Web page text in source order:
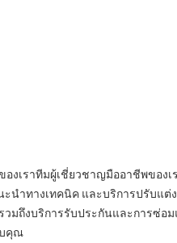
งเราทีมผู้เชี่ยวชาญมืออาชีพของเ
นำทางเทคนิค และบริการปรับแต่ง
มถึงบริการรับประกันและการซ่อ
บคุณ